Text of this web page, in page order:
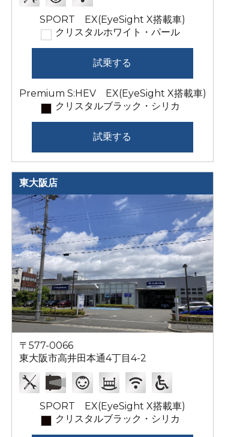
SPORT EX(EyeSight X搭載車)
クリスタルホワイト・パール
試乗する
Premium S:HEV EX(EyeSight X搭載車)
クリスタルブラック・シリカ
試乗する
東大阪店
〒577-0066
東大阪市高井田本通4丁目4-2
SPORT EX(EyeSight X搭載車)
クリスタルブラック・シリカ